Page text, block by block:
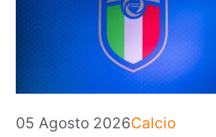
05 Agosto 2026Categorie
Calcio